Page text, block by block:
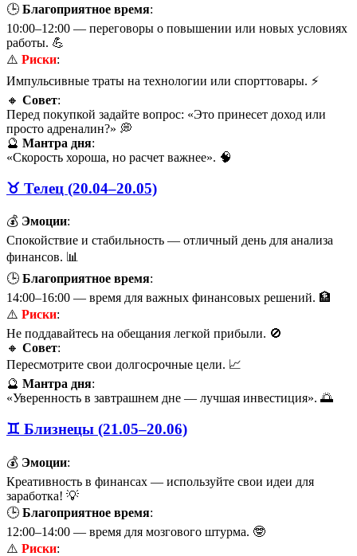
🕒 Благоприятное время:
10:00–12:00 — переговоры о повышении или новых условиях
работы. 💪
⚠️ Риски:
Импульсивные траты на технологии или спорттовары. ⚡
🔸 Совет:
Перед покупкой задайте вопрос: «Это принесет доход или
просто адреналин?» 💭
🔮 Мантра дня:
«Скорость хороша, но расчет важнее». 🧠
♉ Телец (20.04–20.05)
💰 Эмоции:
Спокойствие и стабильность — отличный день для анализа
финансов. 📊
🕒 Благоприятное время:
14:00–16:00 — время для важных финансовых решений. 🏦
⚠️ Риски:
Не поддавайтесь на обещания легкой прибыли. 🚫
🔸 Совет:
Пересмотрите свои долгосрочные цели. 📈
🔮 Мантра дня:
«Уверенность в завтрашнем дне — лучшая инвестиция». 🌅
♊ Близнецы (21.05–20.06)
💰 Эмоции:
Креативность в финансах — используйте свои идеи для
заработка! 💡
🕒 Благоприятное время:
12:00–14:00 — время для мозгового штурма. 🤓
⚠️ Риски: